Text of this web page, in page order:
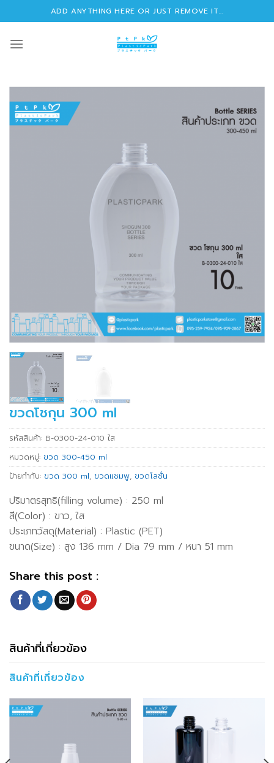
to
content
ADD ANYTHING HERE OR JUST REMOVE IT...
ขวดโชกุน 300 ml
รหัสสินค้า: B-0300-24-010 ใส
หมวดหมู่: ขวด 300-450 ml
ป้ายกำกับ: ขวด 300 ml, ขวดแชมพู, ขวดโลชั่น
ปริมาตรสุทธิ(filling volume) : 250 ml
สี(Color) : ขาว, ใส
ประเภทวัสดุ(Material) : Plastic (PET)
ขนาด(Size) : สูง 136 mm / Dia 79 mm / หนา 51 mm
Share this post :
สินค้าที่เกี่ยวข้อง
สินค้าที่เกี่ยวข้อง